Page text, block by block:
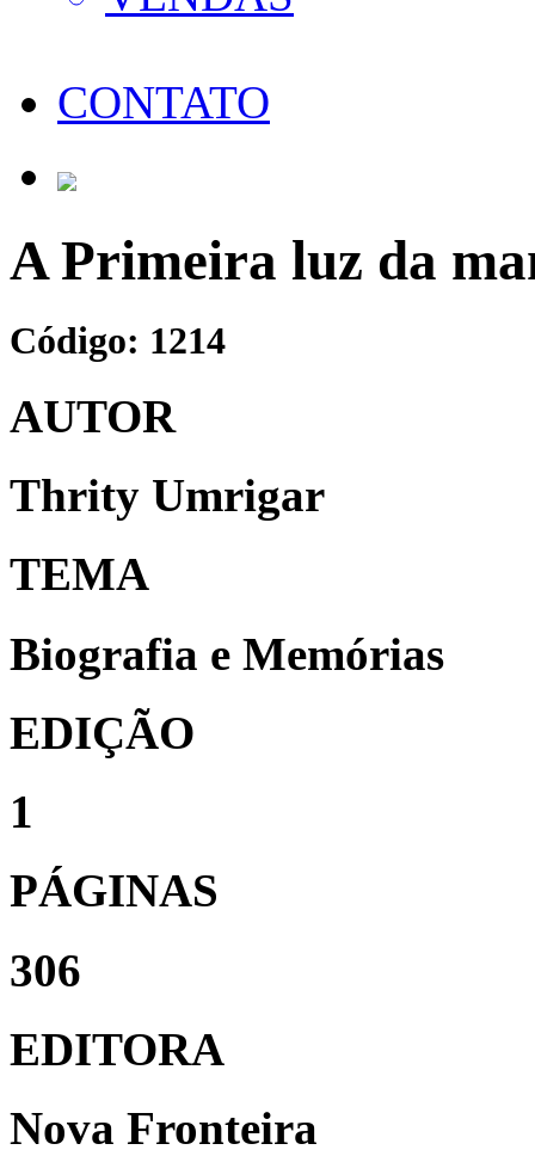
CONTATO
A Primeira luz da
Código: 1214
AUTOR
Thrity Umrigar
TEMA
Biografia e Memórias
EDIÇÃO
1
PÁGINAS
306
EDITORA
Nova Fronteira